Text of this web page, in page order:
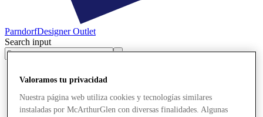
ParndorfDesigner Outlet
Search input
Valoramos tu privacidad
Nuestra página web utiliza cookies y tecnologías similares
instaladas por McArthurGlen con diversas finalidades. Algunas